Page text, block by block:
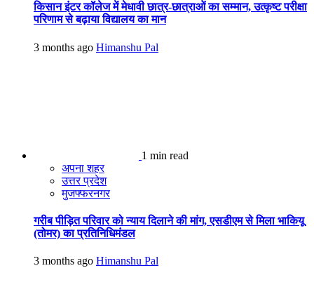
किसान इंटर कॉलेज में मेधावी छात्र-छात्राओं का सम्मान, उत्कृष्ट परीक्षा
परिणाम से बढ़ाया विद्यालय का मान
3 months ago Himanshu Pal
1 min read
अपना शहर
उत्तर प्रदेश
मुजफ्फरनगर
गरीब पीड़ित परिवार को न्याय दिलाने की मांग, एसडीएम से मिला भाकियू
(तोमर) का प्रतिनिधिमंडल
3 months ago Himanshu Pal